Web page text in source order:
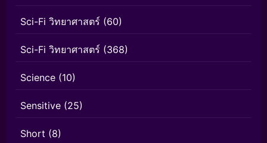
Sci-Fi วิทยาศาสตร์ (60)
Sci-Fi วิทยาศาสตร์ (368)
Science (10)
Sensitive (25)
Short (8)